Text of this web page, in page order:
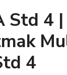
Std 4 |
4